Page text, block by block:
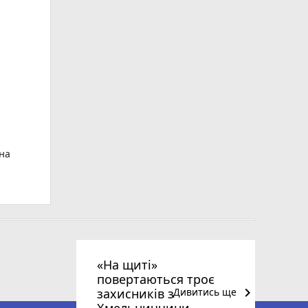
«На щиті»
повертаються троє
захисників зДивитись ще keyboard_arrow_right